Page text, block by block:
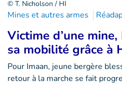
© T. Nicholson / HI
Mines et autres armes
Victime d’une
sa mobilité grâce à
Pour Imaan, jeune bergère
retour à la marche se fait